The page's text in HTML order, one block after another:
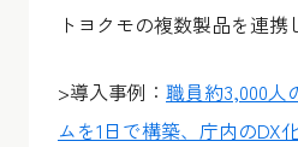
トヨクモの複数製品を連
>導入事例： 職員約3,000人
ムを1日で構築、庁内のDX